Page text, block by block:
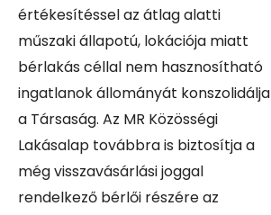
értékesítéssel az átlag alatti
műszaki állapotú, lokációja miatt
bérlakás céllal nem hasznosítható
ingatlanok állományát konszolidálja
a Társaság. Az MR Közösségi
Lakásalap továbbra is biztosítja a
még visszavásárlási joggal
rendelkező bérlői részére az